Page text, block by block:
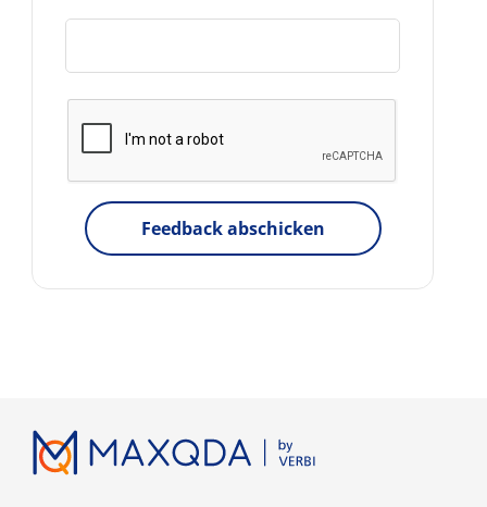
Feedback abschicken